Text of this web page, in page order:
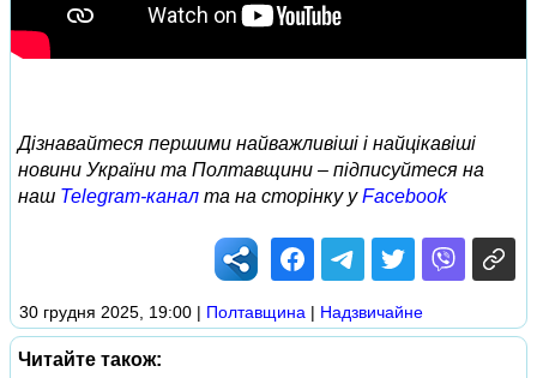
Дізнавайтеся першими найважливіші і найцікавіші
новини України та Полтавщини – підписуйтеся на
наш Telegram-канал та на сторінку уFacebook
30 грудня 2025, 19:00 | Полтавщина | Надзвичайне
Читайте також: